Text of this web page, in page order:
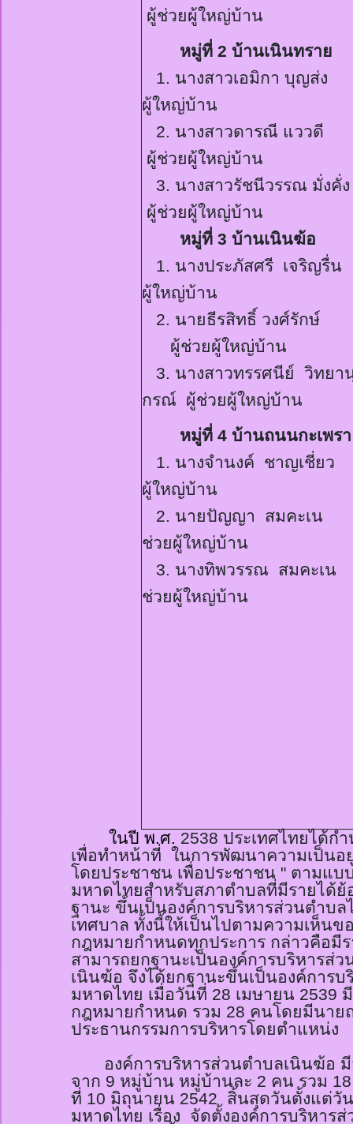
ผู้ช่วยผู้ใหญ่บ้าน
หมู่ที่ 2 บ้านเนินทราย
1. นางสาวเอมิกา บุญ
ผู้ใหญ่บ้าน
2. นางสาวดารณี แว
ผู้ช่วยผู้ใหญ่บ้าน
3. นางสาวรัชนีวรรณ มั่ง
ผู้ช่วยผู้ใหญ่บ้าน
หมู่ที่ 3 บ้านเนินฆ้อ
1. นางประภัสศรี เจริญ
ผู้ใหญ่บ้าน
2. นายธีรสิทธิ์ วงศ์รักษ์
ผู้ช่วยผู้ใหญ่บ้าน
3. นางสาวทรรศนีย์ วิทยา
กรณ์ ผู้ช่วยผู้ใหญ่บ้าน
หมู่ที่4 บ้านถนนกะเพรา
1. นางจำนงค์ ชาญเชี่ย
ผู้ใหญ่บ้าน
2. นายปัญญา
สมคะเ
ช่วยผู้ใหญ่บ้าน
3. นางทิพวรรณ สมคะเ
ช่วยผู้ใหญ่บ้าน
ในปี พ.ศ. 2538 ประเทศไทยได้ก
เพื่อทำหน้าที่ ในการพัฒนาความเป็น
โดยประชาชน เพื่อประชาชน " ตามแบ
มหาดไทยสำหรับสภาตำบลที่มีรายได้
ฐานะ ขึ้นเป็นองค์การบริหารส่วนตำบ
เทศบาล ทั้งนี้ให้เป็นไปตามความเห็น
กฎหมายกำหนดทุกประการ กล่าวคือมี
สามารถยกฐานะเป็นองค์การบริหารส่
เนินฆ้อ จึงได้ยกฐานะขึ้นเป็นองค์การ
มหาดไทย เมื่อวันที่ 28 เมษายน 2539
กฎหมายกำหนด รวม 28 คนโดยมีนาย
ประธานกรรมการบริหารโดยตำแหน่ง
องค์การบริหารส่วนตำบลเนินฆ้อ
จาก 9 หมู่บ้าน หมู่บ้านละ 2 คน รวม
ที่ 10 มิถุนายน 2542 สิ้นสุดวันตั้งแต่วั
มหาดไทย เรื่อง จัดตั้งองค์การบริหาร